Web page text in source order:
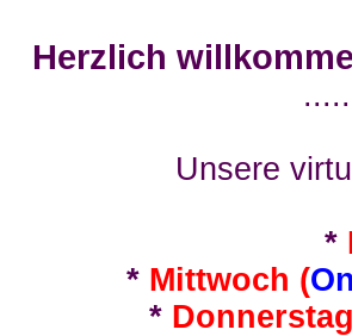
Herzlich
Unsere
*
* Mittwoch (
*